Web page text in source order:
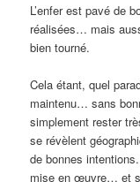
L’enfer est pavé de
réalisées… mais
bien tourné.
Cela étant, quel
maintenu… sans
simplement rester
se révèlent
de bonnes
mise en œuvre… et